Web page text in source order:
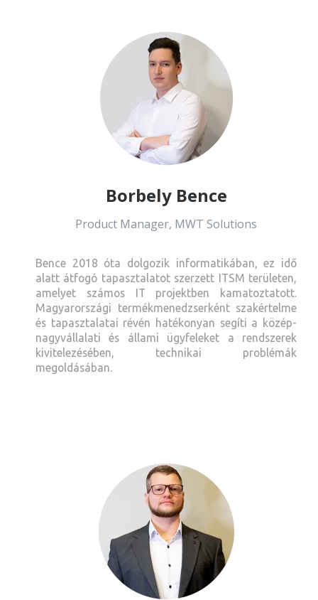
Borbely Bence
Product Manager, MWT Solutions
Bence 2018 óta dolgozik informatikában, ez idő
alatt átfogó tapasztalatot szerzett ITSM területen,
amelyet számos IT projektben kamatoztatott.
Magyarországi termékmenedzserként szakértelme
és tapasztalatai révén hatékonyan segíti a közép-
nagyvállalati és állami ügyfeleket a rendszerek
kivitelezésében, technikai problémák
megoldásában.